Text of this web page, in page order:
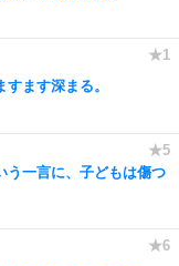
ます深まる。
う一言に、子どもは傷つ